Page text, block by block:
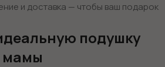
и доставка — чтобы ваш подарок
подушку
мамы